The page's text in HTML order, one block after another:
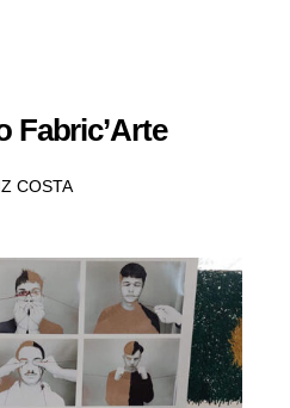
Fabric’Arte
COSTA